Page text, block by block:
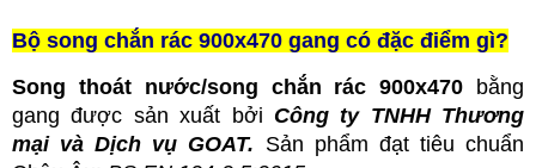
Bộ song chắn rác 900x470 gang có đặc điểm gì?
Song thoát nước/song chắn rác 900x470 bằng
gang được sản xuất bởi Công ty TNHH Thương
mại và Dịch vụ GOAT. Sản phẩm đạt tiêu chuẩn